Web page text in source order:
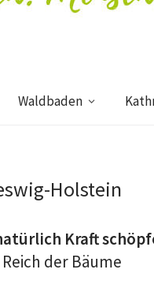
Waldbaden
Holstein
Kraft
der Bäume